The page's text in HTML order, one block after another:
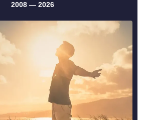
2008 — 2026